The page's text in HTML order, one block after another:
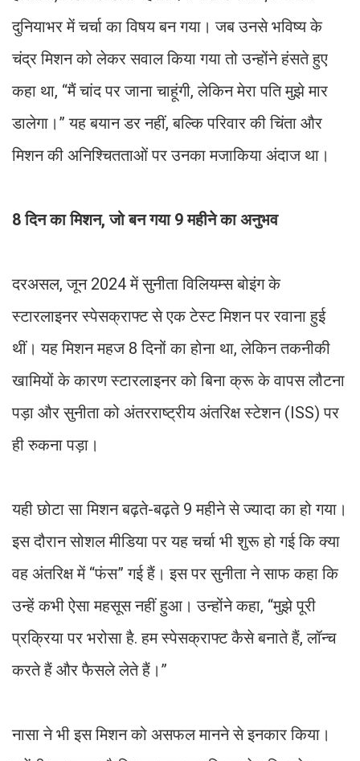
दुनियाभर में चर्चा का विषय बन गया। जब उनसे भविष्य के
चंद्र मिशन को लेकर सवाल किया गया तो उन्होंने हंसते हुए
कहा था, “मैं चांद पर जाना चाहूंगी, लेकिन मेरा पति मुझे मार
डालेगा।” यह बयान डर नहीं, बल्कि परिवार की चिंता और
मिशन की अनिश्चितताओं पर उनका मजाकिया अंदाज था।
8 दिन का मिशन, जो बन गया 9 महीने का अनुभव
दरअसल, जून 2024 में सुनीता विलियम्स बोइंग के
स्टारलाइनर स्पेसक्राफ्ट से एक टेस्ट मिशन पर रवाना हुई
थीं। यह मिशन महज 8 दिनों का होना था, लेकिन तकनीकी
खामियों के कारण स्टारलाइनर को बिना क्रू के वापस लौटना
पड़ा और सुनीता को अंतरराष्ट्रीय अंतरिक्ष स्टेशन (ISS) पर
ही रुकना पड़ा।
यही छोटा सा मिशन बढ़ते-बढ़ते 9 महीने से ज्यादा का हो गया।
इस दौरान सोशल मीडिया पर यह चर्चा भी शुरू हो गई कि क्या
वह अंतरिक्ष में “फंस” गई हैं। इस पर सुनीता ने साफ कहा कि
उन्हें कभी ऐसा महसूस नहीं हुआ। उन्होंने कहा, “मुझे पूरी
प्रक्रिया पर भरोसा है. हम स्पेसक्राफ्ट कैसे बनाते हैं, लॉन्च
करते हैं और फैसले लेते हैं।”
नासा ने भी इस मिशन को असफल मानने से इनकार किया।